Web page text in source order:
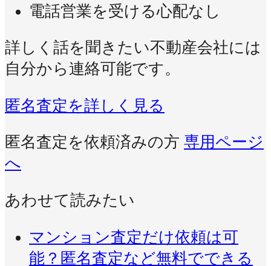
電話営業を受ける心配なし
詳しく話を聞きたい不動産会社には
自分から連絡可能です。
匿名査定を詳しく見る
匿名査定を依頼済みの方 専用ページ
へ
あわせて読みたい
マンション査定だけ依頼は可
能？匿名査定など無料でできる